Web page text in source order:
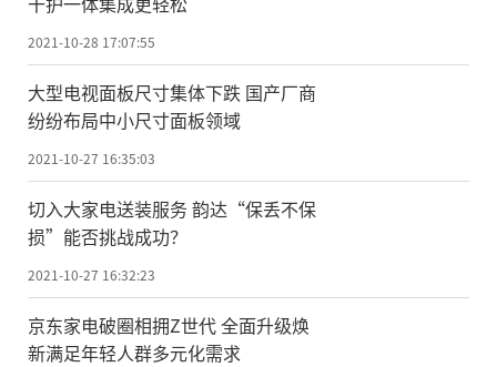
2021-10-28 17:07:55
大型电视面板尺寸集体下跌 国产厂商
纷纷布局中小尺寸面板领域
2021-10-27 16:35:03
切入大家电送装服务 韵达“保丢不保
损”能否挑战成功？
2021-10-27 16:32:23
京东家电破圈相拥Z世代 全面升级焕
新满足年轻人群多元化需求